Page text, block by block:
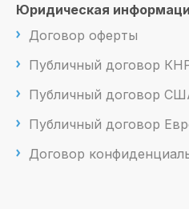
Юридическая
Договор оферты
Публичный договор
Публичный договор
Публичный договор
Договор